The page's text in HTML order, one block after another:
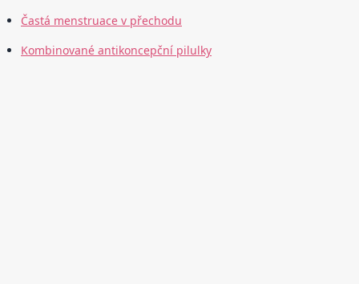
Častá menstruace v přechodu
Kombinované antikoncepční pilulky